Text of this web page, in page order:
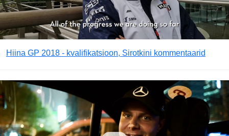
Hiina GP 2018 - kvalifikatsioon, Sirotkini kommentaarid